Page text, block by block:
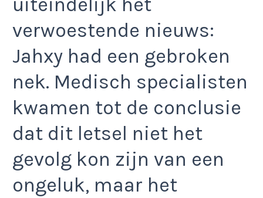
verwoestende nieuws:
Jahxy had een gebroken
nek. Medisch specialisten
kwamen tot de conclusie
dat dit letsel niet het
gevolg kon zijn van een
ongeluk, maar het